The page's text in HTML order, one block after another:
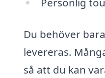
Du behöver
levereras.
så att du kan